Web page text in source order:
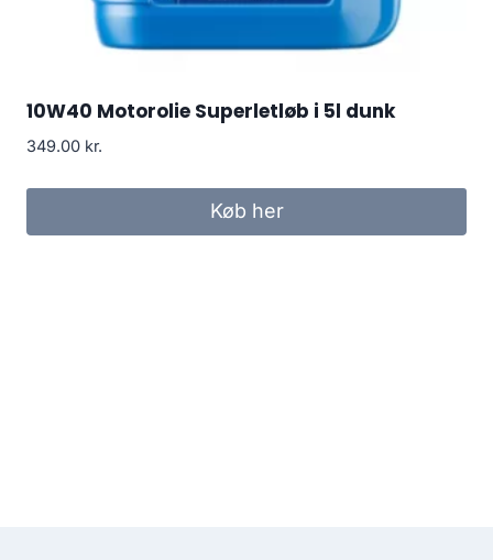
10W40 Motorolie Superletløb i 5l dunk
349.00 kr.
Køb her